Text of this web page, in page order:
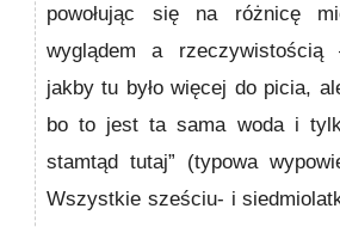
powołując się na różnicę
wyglądem a rzeczywistoś­cią
jakby tu było więcej do picia,
bo to jest ta sama woda i
stamtąd tutaj” (typowa
Wszystkie sześciu­- i